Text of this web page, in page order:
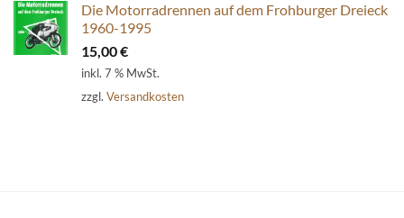
Die Motorradrennen auf dem Frohburger Dreieck
1960-1995
15,00€
inkl. 7 % MwSt.
zzgl. Versandkosten